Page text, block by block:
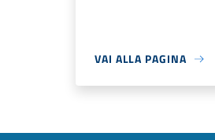
VAI ALLA PAGINA